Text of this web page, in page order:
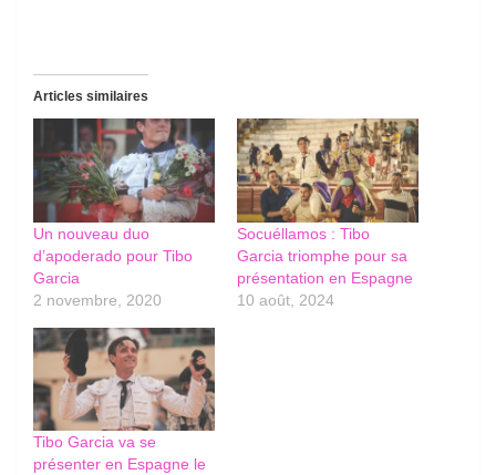
Articles similaires
Un nouveau duo
d’apoderado pour Tibo
Garcia
2 novembre, 2020
Socuéllamos : Tibo
Garcia triomphe pour sa
présentation en Espagne
10 août, 2024
Tibo Garcia va se
présenter en Espagne le